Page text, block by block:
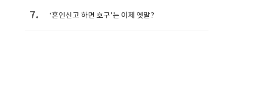
7. ‘혼인신고 하면 호구’는 이제 옛말?